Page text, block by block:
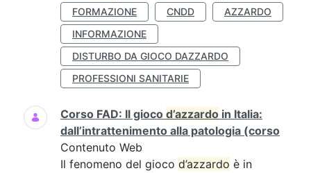
FORMAZIONE CNDD
AZZARDO
INFORMAZIONE
DISTURBO DA GIOCO DAZZARDO
PROFESSIONI SANITARIE
Corso FAD: Il gioco d’azzardo in Italia:
dall’intrattenimento alla patologia (corso
Contenuto Web
Il fenomeno del gioco d’azzardo è in